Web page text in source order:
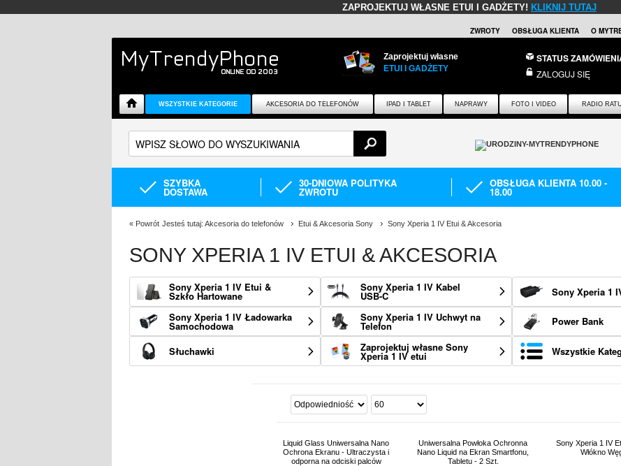
ZAPROJEKTUJ WŁASNE ETUI I GADŻETY! KLIKNIJ TUTAJ
ZWROTY OBSŁUGA KLIENTA O
Zaprojektuj własne
ETUI I GADŻETY
STATUS
ZALOGUJ SIĘ
WSZYSTKIE KATEGORIE AKCESORIA DO TELEFONÓW IPAD I TABLET NAPRAWY FOTO I VIDEO RADIO
SZYBKA
DOSTAWA
30-DNIOWA POLITYKA
ZWROTU
OBSŁUGA KLIENTA 10.00 -
18.00
« Powrót Jesteś tutaj: Akcesoria do telefonów Etui & Akcesoria Sony Sony Xperia 1 IV Etui & Akcesoria
SONY XPERIA 1 IV ETUI & AKCESORIA
Sony Xperia 1 IV Etui &
Szkło Hartowane
Sony Xperia 1 IV Kabel
USB-C
Sony Xperia 1
Sony Xperia 1 IV Ładowarka
Samochodowa
Sony Xperia 1 IV Uchwyt na
Telefon Power Bank
Słuchawki Zaprojektuj własne Sony
Xperia 1 IV etui Wszystkie
Liquid Glass Uniwersalna Nano
Ochrona Ekranu - Ultraczysta i
odporna na odciski palców
Uniwersalna Powłoka Ochronna
Nano Liquid na Ekran Smartfonu,
Tabletu - 2 Szt.
Sony Xperia 1 IV
Włókno